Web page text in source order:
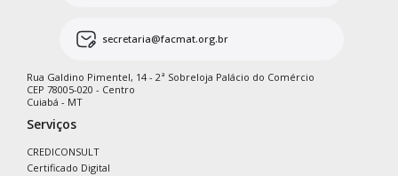
secretaria@facmat.org.br
Rua Galdino Pimentel, 14 - 2ª Sobreloja Palácio do Comércio
CEP 78005-020 - Centro
Cuiabá - MT
Serviços
CREDICONSULT
Certificado Digital